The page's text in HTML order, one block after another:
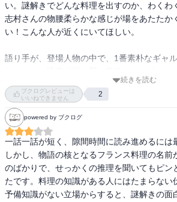
い。謎解きでどんな料理を出すのか、わくわ
志村さんの物腰柔らかな感じが場をあたたか
い！こんな人が近くにいてほしい。
語り手が、登場人物の中で、1番素朴なギャ
めるのかなと思った。
仕事終わりの楽しみに読んで心が癒された。
続きを読む
ブクログレビューは
いいねできません
2
powered by ブクログ
一話一話が短く、隙間時間に読み進めるには
しかし、物語の核となるフランス料理の名前
のばかりで、せっかくの推理を聞いてもピン
たです。料理の知識がある人にはたまらない
予備知識がない立場からすると、謎解きの面